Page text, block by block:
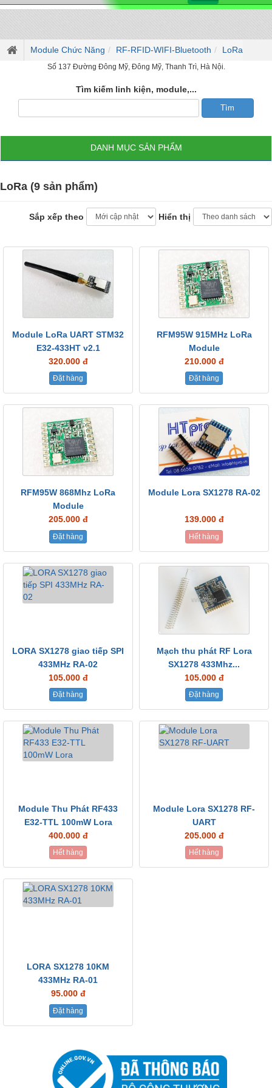
Module Chức Năng RF-RFID-WIFI-Bluetooth LoRa
Số 137 Đường Đông Mỹ, Đông Mỹ, Thanh Trì, Hà Nội.
Tìm kiếm linh kiện, module,...
DANH MỤC SẢN PHẨM
LoRa (9 sản phẩm)
Sắp xếp theo Hiển thị
Module LoRa UART STM32
E32-433HT v2.1
320.000 đ
Đặt hàng
RFM95W 915MHz LoRa
Module
210.000 đ
Đặt hàng
RFM95W 868Mhz LoRa
Module
205.000 đ
Đặt hàng
Module Lora SX1278 RA-02
139.000 đ
Hết hàng
LORA SX1278 giao tiếp SPI
433MHz RA-02
105.000 đ
Đặt hàng
Mạch thu phát RF Lora
SX1278 433Mhz...
105.000 đ
Đặt hàng
Module Thu Phát RF433
E32-TTL 100mW Lora
400.000 đ
Hết hàng
Module Lora SX1278 RF-
UART
205.000 đ
Hết hàng
LORA SX1278 10KM
433MHz RA-01
95.000 đ
Đặt hàng